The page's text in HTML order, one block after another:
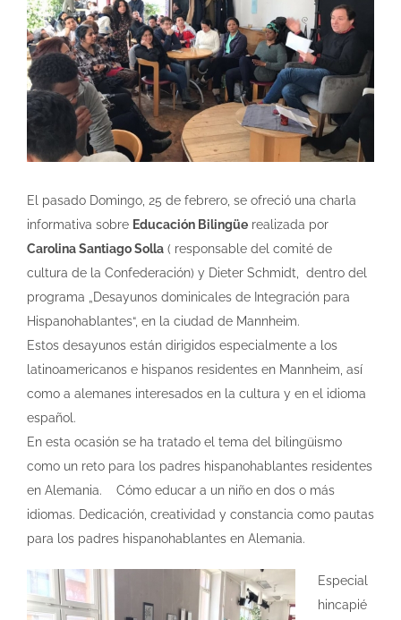
El pasado Domingo, 25 de febrero, se ofreció una charla
informativa sobre Educación Bilingüe realizada por
Carolina Santiago Solla ( responsable del comité de
cultura de la Confederación) y Dieter Schmidt,
dentro del
programa „Desayunos dominicales de Integración para
Hispanohablantes“, en la ciudad de Mannheim.
Estos desayunos están dirigidos especialmente a los
latinoamericanos e hispanos residentes en Mannheim, así
como a alemanes interesados en la cultura y en el idioma
español.
En esta ocasión se ha tratado el tema del bilingüismo
como un reto para los padres hispanohablantes residentes
en Alemania.
Cómo educar a un niño en dos o más
idiomas. Dedicación, creatividad y constancia como pautas
para los padres hispanohablantes en Alemania.
Especial
hincapié